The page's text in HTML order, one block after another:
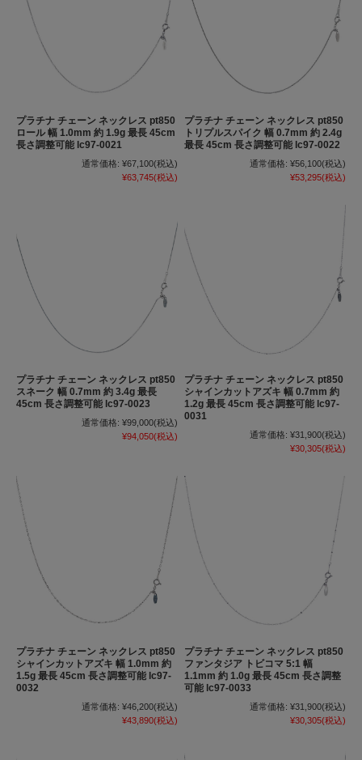
プラチナ チェーン ネックレス pt850
ロール 幅 1.0mm 約 1.9g 最長 45cm
長さ調整可能 lc97-0021
通常価格: ¥67,100(税込)
¥63,745(税込)
プラチナ チェーン ネックレス pt850
トリプルスパイク 幅 0.7mm 約 2.4g
最長 45cm 長さ調整可能 lc97-0022
通常価格: ¥56,100(税込)
¥53,295(税込)
プラチナ チェーン ネックレス pt850
スネーク 幅 0.7mm 約 3.4g 最長
45cm 長さ調整可能 lc97-0023
通常価格: ¥99,000(税込)
¥94,050(税込)
プラチナ チェーン ネックレス pt850
シャインカットアズキ 幅 0.7mm 約
1.2g 最長 45cm 長さ調整可能 lc97-
0031
通常価格: ¥31,900(税込)
¥30,305(税込)
プラチナ チェーン ネックレス pt850
シャインカットアズキ 幅 1.0mm 約
1.5g 最長 45cm 長さ調整可能 lc97-
0032
通常価格: ¥46,200(税込)
¥43,890(税込)
プラチナ チェーン ネックレス pt850
ファンタジア トビコマ 5:1 幅
1.1mm 約 1.0g 最長 45cm 長さ調整
可能 lc97-0033
通常価格: ¥31,900(税込)
¥30,305(税込)